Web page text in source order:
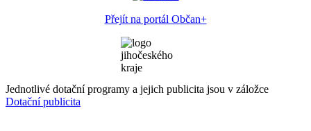
Přejít na portál Občan+
Jednotlivé dotační programy a jejich publicita jsou v záložce
Dotační publicita